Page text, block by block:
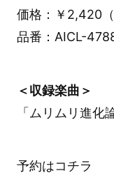
価格：￥2,420（
品番：AICL-
＜収録楽曲＞
「ムリムリ進化
予約はコチラ